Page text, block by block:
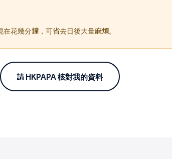
花幾分鐘，可省去日後大量麻煩。
請 HKPAPA 核對我的資料